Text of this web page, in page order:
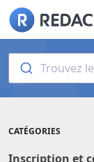
Trouvez
CATÉGORIES
Inscription et